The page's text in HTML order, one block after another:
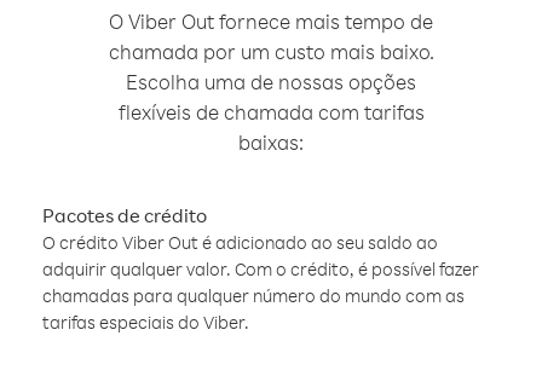
O Viber Out fornece mais tempo de
chamada por um custo mais baixo.
Escolha uma de nossas opções
flexíveis de chamada com tarifas
baixas:
Pacotes de crédito
O crédito Viber Out é adicionado ao seu saldo ao
adquirir qualquer valor. Com o crédito, é possível fazer
chamadas para qualquer número do mundo com as
tarifas especiais do Viber.